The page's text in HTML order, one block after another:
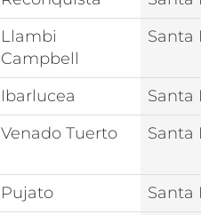
Llambi
Campbell
Santa
Ibarlucea
Santa
Venado Tuerto Santa
Pujato
Santa